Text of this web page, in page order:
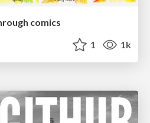
comics
1 1k